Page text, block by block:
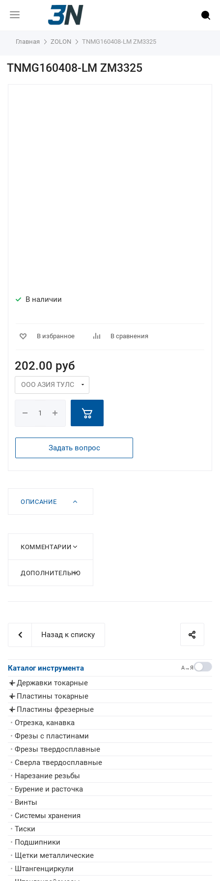
Главная ZOLON TNMG160408-LM ZM3325
TNMG160408-LM ZM3325
В наличии
В избранное В сравнения
202.00 руб
Задать вопрос
ОПИСАНИЕ
КОММЕНТАРИИ
ДОПОЛНИТЕЛЬНО
Назад к списку
Каталог инструмента A→Я
▸ Державки токарные
▸ Пластины токарные
▸ Пластины фрезерные
• Отрезка, канавка
• Фрезы с пластинами
• Фрезы твердосплавные
• Сверла твердосплавные
• Нарезание резьбы
• Бурение и расточка
• Винты
• Системы хранения
• Тиски
• Подшипники
• Щетки металлические
• Штангенциркули